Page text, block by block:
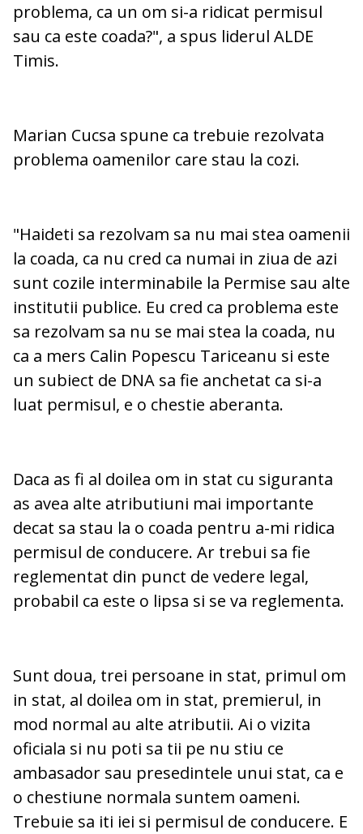
problema, ca un om si-a ridicat permisul
sau ca este coada?", a spus liderul ALDE
Timis.
Marian Cucsa spune ca trebuie rezolvata
problema oamenilor care stau la cozi.
"Haideti sa rezolvam sa nu mai stea oamenii
la coada, ca nu cred ca numai in ziua de azi
sunt cozile interminabile la Permise sau alte
institutii publice. Eu cred ca problema este
sa rezolvam sa nu se mai stea la coada, nu
ca a mers Calin Popescu Tariceanu si este
un subiect de DNA sa fie anchetat ca si-a
luat permisul, e o chestie aberanta.
Daca as fi al doilea om in stat cu siguranta
as avea alte atributiuni mai importante
decat sa stau la o coada pentru a-mi ridica
permisul de conducere. Ar trebui sa fie
reglementat din punct de vedere legal,
probabil ca este o lipsa si se va reglementa.
Sunt doua, trei persoane in stat, primul om
in stat, al doilea om in stat, premierul, in
mod normal au alte atributii. Ai o vizita
oficiala si nu poti sa tii pe nu stiu ce
ambasador sau presedintele unui stat, ca e
o chestiune normala suntem oameni.
Trebuie sa iti iei si permisul de conducere. E